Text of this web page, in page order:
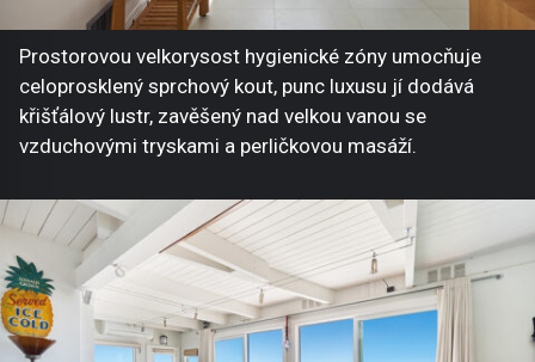
Prostorovou velkorysost hygienické zóny umocňuje
celoprosklený sprchový kout, punc luxusu jí dodává
křišťálový lustr, zavěšený nad velkou vanou se
vzduchovými tryskami a perličkovou masáží.